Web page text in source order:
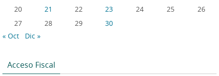
20
21 22 23 24 25
26
27
28 29
30
« Oct
Dic »
Acceso Fiscal